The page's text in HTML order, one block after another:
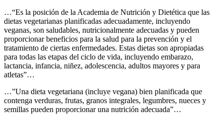
…“Es la posición de la Academia de Nutrición y Dietética que las
dietas vegetarianas planificadas adecuadamente, incluyendo
veganas, son saludables, nutricionalmente adecuadas y pueden
proporcionar beneficios para la salud para la prevención y el
tratamiento de ciertas enfermedades. Estas dietas son apropiadas
para todas las etapas del ciclo de vida, incluyendo embarazo,
lactancia, infancia, niñez, adolescencia, adultos mayores y para
atletas”…
…”Una dieta vegetariana (incluye vegana) bien planificada que
contenga verduras, frutas, granos integrales, legumbres, nueces y
semillas pueden proporcionar una nutrición adecuada”…